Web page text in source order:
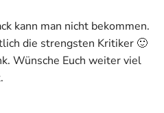
kann man nicht bekommen.
die strengsten Kritiker 🙂
Wünsche Euch weiter viel